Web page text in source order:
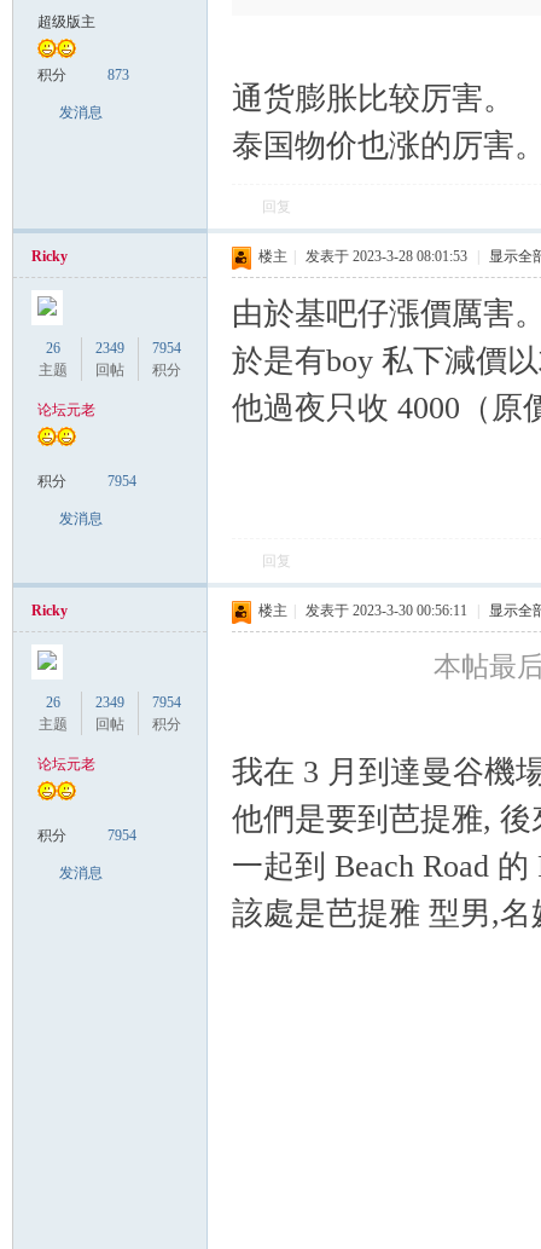
超级版主
积分 873
发消息
通货膨胀比较厉害。
泰国物价也涨的厉害
回复
Ricky
26
主题
2349
回帖
7954
积分
论坛元老
积分 7954
发消息
楼主 发表于 2023-3-28 08:01:53 显示全
由於基吧仔漲價厲害
於是有boy 私下減價
他過夜只收 4000（原
回复
Ricky
26
主题
2349
回帖
7954
积分
论坛元老
积分 7954
发消息
楼主 发表于 2023-3-30 00:56:11 显示全
本帖最
我在 3 月到達曼谷機
他們是要到芭提雅,
一起到 Beach Road 的
該處是芭提雅 型男,